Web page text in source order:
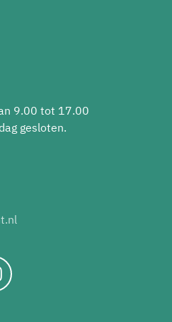
9.00 tot 17.00
gesloten.